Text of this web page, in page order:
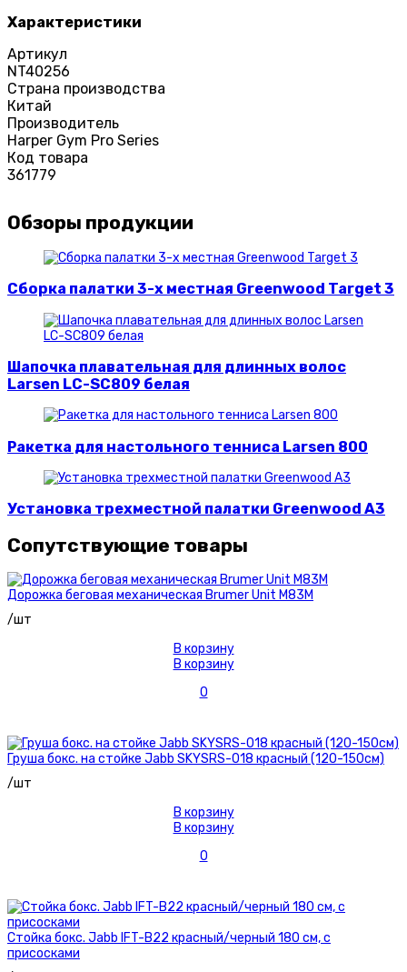
Характеристики
Артикул
NT40256
Страна производства
Китай
Производитель
Harper Gym Pro Series
Код товара
361779
Обзоры продукции
Сборка палатки 3-х местная Greenwood Target 3
Шапочка плавательная для длинных волос
Larsen LC-SC809 белая
Ракетка для настольного тенниса Larsen 800
Установка трехместной палатки Greenwood A3
Сопутствующие товары
Дорожка беговая механическая Brumer Unit M83M
/шт
В корзину
В корзину
0
Груша бокс. на стойке Jabb SKYSRS-018 красный (120-150см)
/шт
В корзину
В корзину
0
Стойка бокс. Jabb IFT-B22 красный/черный 180 см, с
присосками